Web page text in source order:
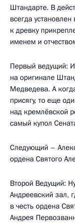
Штандарте. В
всегда
к древку
именем и
Первый ведущий: И
на оригинале
Медведева. А
присягу, то еще
над кремлёвской
самый купол
Следующий –
ордена Святого
Второй Ведущий:
Андреевский зал,
в честь ордена
Андрея